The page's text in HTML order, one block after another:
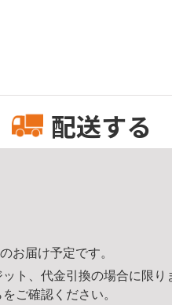
配送する
お届け予定です。
ト、代金引換の場合に限り
をご確認ください。